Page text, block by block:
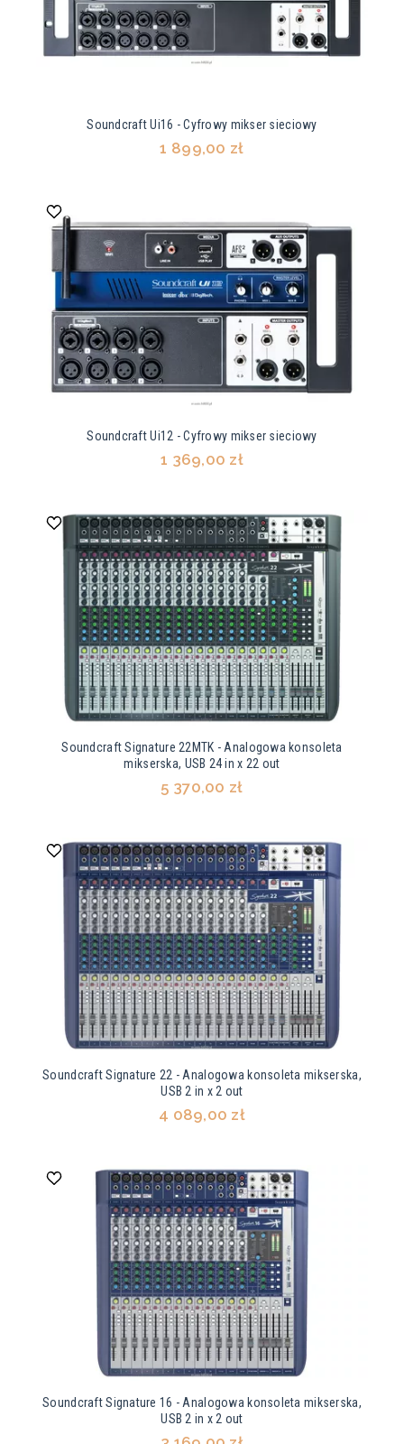
Soundcraft Ui16 - Cyfrowy mikser sieciowy
1 899,00 zł
Soundcraft Ui12 - Cyfrowy mikser sieciowy
1 369,00 zł
Soundcraft Signature 22MTK - Analogowa konsoleta
mikserska, USB 24 in x 22 out
5 370,00 zł
Soundcraft Signature 22 - Analogowa konsoleta mikserska,
USB 2 in x 2 out
4 089,00 zł
Soundcraft Signature 16 - Analogowa konsoleta mikserska,
USB 2 in x 2 out